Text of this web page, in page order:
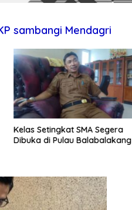
sambangi Mendagri
Kelas Setingkat SMA Segera
Dibuka di Pulau Balabalakang